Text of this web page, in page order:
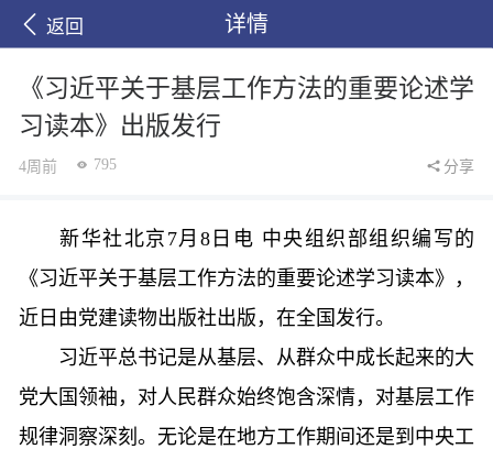
返回 详情
《习近平关于基层工作方法的重要论述学
习读本》出版发行
4周前 795 分享
新华社北京7月8日电 中央组织部组织编写的
《习近平关于基层工作方法的重要论述学习读本》，
近日由党建读物出版社出版，在全国发行。
习近平总书记是从基层、从群众中成长起来的大
党大国领袖，对人民群众始终饱含深情，对基层工作
规律洞察深刻。无论是在地方工作期间还是到中央工